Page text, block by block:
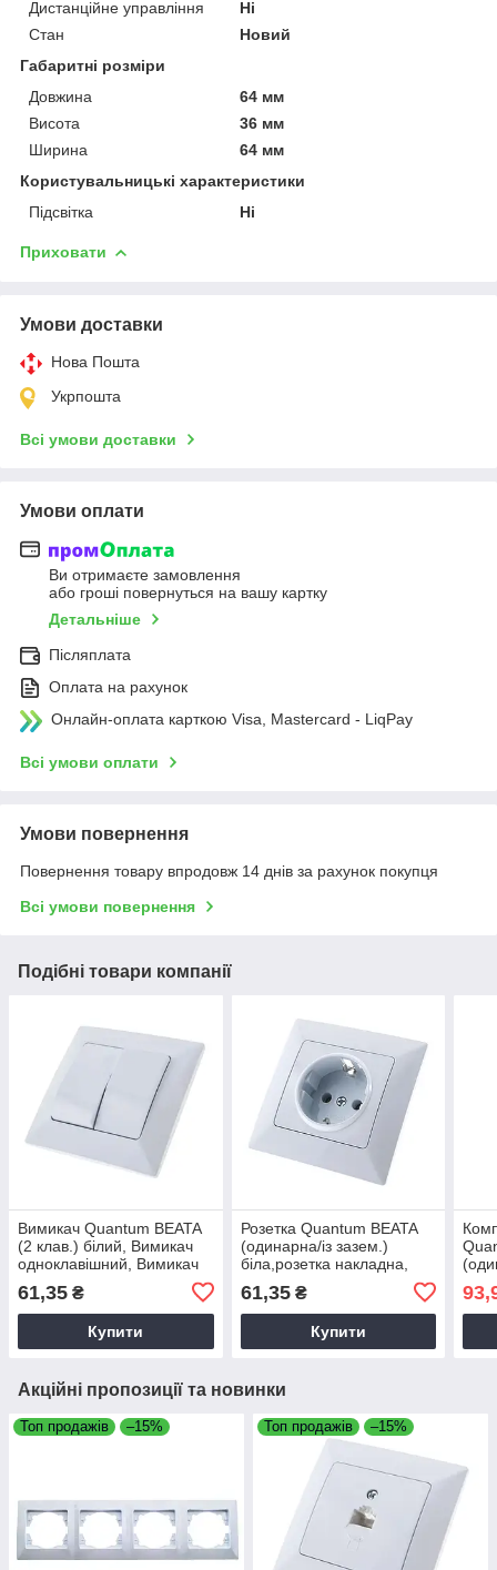
Дистанційне управління
Ні
Стан
Новий
Габаритні розміри
Довжина
64 мм
Висота
36 мм
Ширина
64 мм
Користувальницькі характеристики
Підсвітка
Ні
Приховати
Умови доставки
Нова Пошта
Укрпошта
Всі умови доставки
Умови оплати
Ви отримаєте замовлення
або гроші повернуться на вашу картку
Детальніше
Післяплата
Оплата на рахунок
Онлайн-оплата карткою Visa, Mastercard - LiqPay
Всі умови оплати
Умови повернення
Повернення товару впродовж 14 днів за рахунок покупця
Всі умови повернення
Подібні товари компанії
Вимикач Quantum BEATA
(2 клав.) білий, Вимикач
одноклавішний, Вимикач
61,35 ₴
Купити
Розетка Quantum BEATA
(одинарна/із зазем.)
біла,розетка накладна,
розетка
61,35₴
Купити
Акційні пропозиції та новинки
Топ продажів –15% Топ продажів –15%